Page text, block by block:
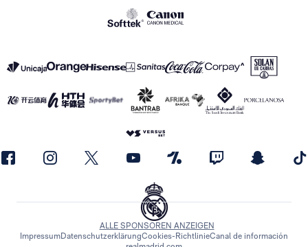
ALLE SPONSOREN ANZEIGEN
ImpressumDatenschutzerklärungCookies-RichtlinieCanal de información